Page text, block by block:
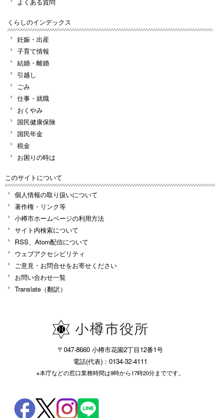
くらしのインデックス
妊娠・出産
子育て情報
結婚・離婚
引越し
ごみ
仕事・就職
おくやみ
国民健康保険
国民年金
税金
お困りの時は
このサイトについて
個人情報の取り扱いについて
著作権・リンク等
小樽市ホームページの利用方法
サイト内検索について
RSS、Atom配信について
ウェブアクセシビリティ
ご意見・お問合せをお寄せください
お問い合わせ一覧
Translate（翻訳）
〒047-8660 小樽市花園2丁目12番1号
電話(代表)：0134-32-4111
※本庁などの窓口業務時間は9時から17時20分までです。